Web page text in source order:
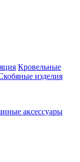
Кровельные
изделия
аксессуары